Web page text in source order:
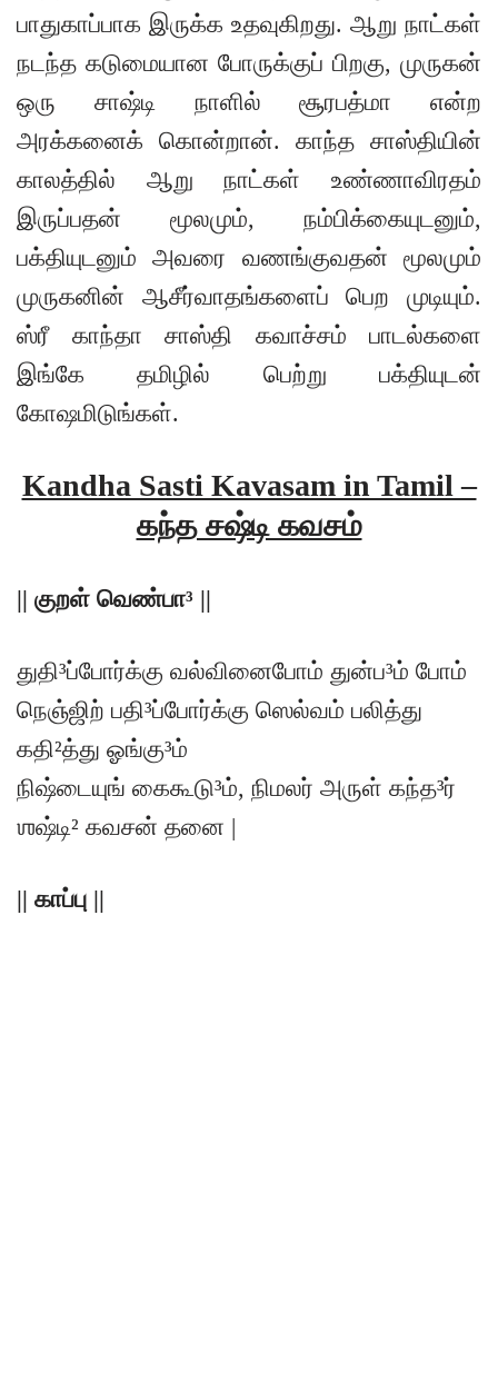
பாதுகாப்பாக இருக்க உதவுகிறது. ஆறு நாட்கள்
நடந்த கடுமையான போருக்குப் பிறகு, முருகன்
ஒரு சாஷ்டி நாளில் சூரபத்மா என்ற
அரக்கனைக் கொன்றான். காந்த சாஸ்தியின்
காலத்தில் ஆறு நாட்கள் உண்ணாவிரதம்
இருப்பதன் மூலமும், நம்பிக்கையுடனும்,
பக்தியுடனும் அவரை வணங்குவதன் மூலமும்
முருகனின் ஆசீர்வாதங்களைப் பெற முடியும்.
ஸ்ரீ காந்தா சாஸ்தி கவாச்சம் பாடல்களை
இங்கே தமிழில் பெற்று பக்தியுடன்
கோஷமிடுங்கள்.
Kandha Sasti Kavasam in Tamil –
கந்த சஷ்டி கவசம்
|| குறள் வெண்பா³ ||
துதி³ப்போர்க்கு வல்வினைபோம் துன்ப³ம் போம்
நெஞ்ஜிற் பதி³ப்போர்க்கு ஸெல்வம் பலித்து
கதி²த்து ஓங்கு³ம்
நிஷ்டையுங் கைகூடு³ம், நிமலர் அருள் கந்த³ர்
ஶஷ்டி² கவசன் தனை |
|| காப்பு ||